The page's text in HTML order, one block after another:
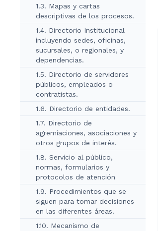
1.3. Mapas y cartas
descriptivas de los procesos.
1.4. Directorio Institucional
incluyendo sedes, oficinas,
sucursales, o regionales, y
dependencias.
1.5. Directorio de servidores
públicos, empleados o
contratistas.
1.6. Directorio de entidades.
1.7. Directorio de
agremiaciones, asociaciones y
otros grupos de interés.
1.8. Servicio al público,
normas, formularios y
protocolos de atención
1.9. Procedimientos que se
siguen para tomar decisiones
en las diferentes áreas.
1.10. Mecanismo de